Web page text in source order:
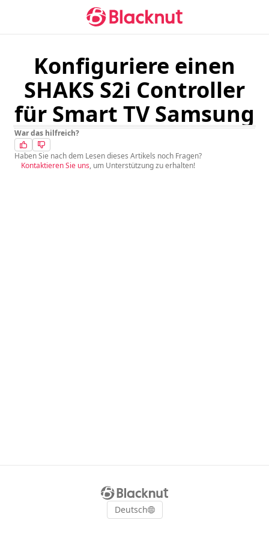
Konfiguriere einen
SHAKS S2i Controller
für Smart TV Samsung
War das hilfreich?
Haben Sie nach dem Lesen dieses Artikels noch Fragen?
Kontaktieren Sie uns, um Unterstützung zu erhalten!
Deutsch